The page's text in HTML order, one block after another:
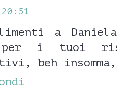
20:51
a
i tuoi
beh